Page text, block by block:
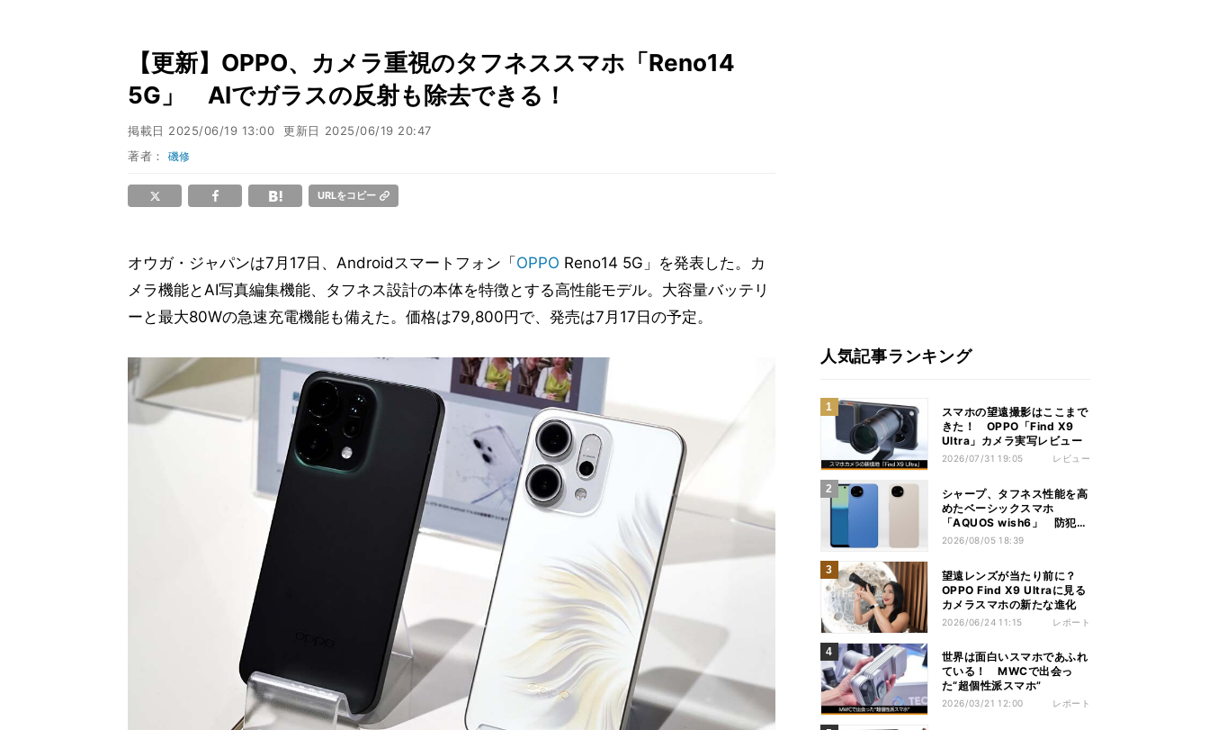
【更新】OPPO、カメラ重視のタフネススマホ「Reno14
5G」 AIでガラスの反射も除去できる！
掲載日 2025/06/19 13:00 更新日 2025/06/19 20:47
著者：磯修
URLをコピー
オウガ・ジャパンは7月17日、Androidスマートフォン「 OPPO Reno14 5G」を発表した。カ
メラ機能とAI写真編集機能、タフネス設計の本体を特徴とする高性能モデル。大容量バッテリ
ーと最大80Wの急速充電機能も備えた。価格は79,800円で、発売は7月17日の予定。
人気記事ランキング
スマホの望遠撮影はここまで
きた！ OPPO「Find X9
Ultra」カメラ実写レビュー
2026/07/31 19:05 レビュー
シャープ、タフネス性能を高
めたベーシックスマホ
「AQUOS wish6」 防犯性
能も充実
2026/08/05 18:39
望遠レンズが当たり前に？
OPPO Find X9 Ultraに見る
カメラスマホの新たな進化
2026/06/24 11:15 レポート
世界は面白いスマホであふれ
ている！ MWCで出会っ
た“超個性派スマホ”
2026/03/21 12:00 レポート